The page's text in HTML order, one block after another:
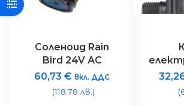
Соленоид Rain
Bird 24V АC
60,73€ вкл. ДДС
(118.78 лв.)
със